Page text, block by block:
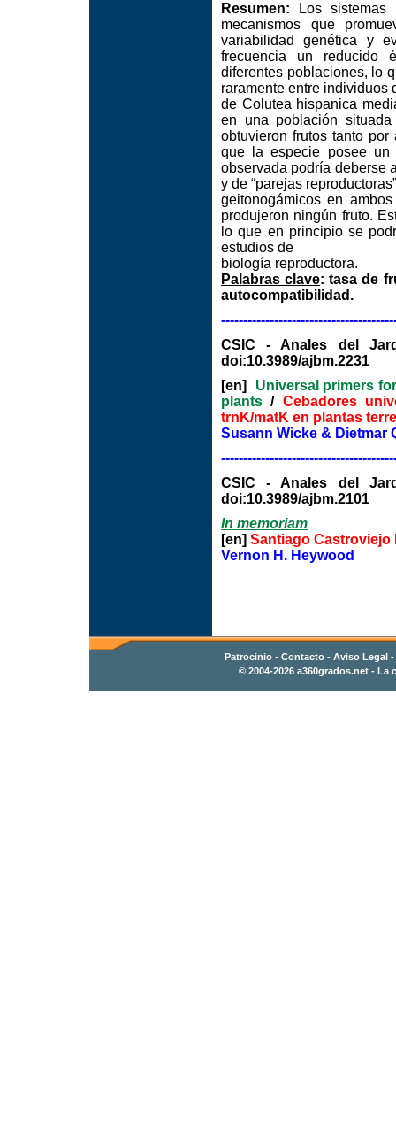
Resumen: Los sistemas
mecanismos que
variabilidad genética y
frecuencia un reducido
diferentes poblaciones, lo
raramente entre individuos
de Colutea hispanica
en una población
obtuvieron frutos tanto
que la especie posee un
observada podría deberse
y de “parejas
geitonogámicos en
produjeron ningún fruto.
lo que en principio se
estudios de
biología reproductora.
Palabras clave: tasa de
autocompatibilidad.
CSIC - Anales del
doi:10.3989/ajbm.2231
[en] Universal primers
plants / Cebadores
trnK/matK en plantas
Susann Wicke & Dietmar
CSIC - Anales del
doi:10.3989/ajbm.2101
In memoriam
[en] Santiago Castroviejo
Vernon H. Heywood
Patrocinio- Contacto- Aviso Legal -
© 2004-2026 a360grados.net- La